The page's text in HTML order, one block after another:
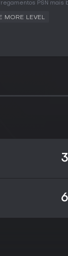
PSN mais
MORE LEVEL